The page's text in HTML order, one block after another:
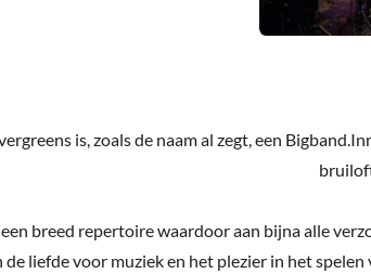
is, zoals de naam al zegt, een
breed repertoire waardoor aan bijna alle
de liefde voor muziek en het plezier in het